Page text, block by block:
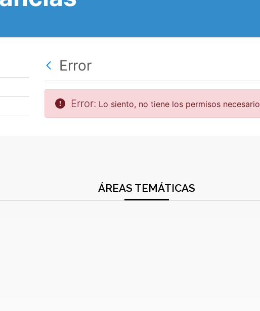
Error
Error: Lo siento, no tiene los permisos
ÁREAS TEMÁTICAS